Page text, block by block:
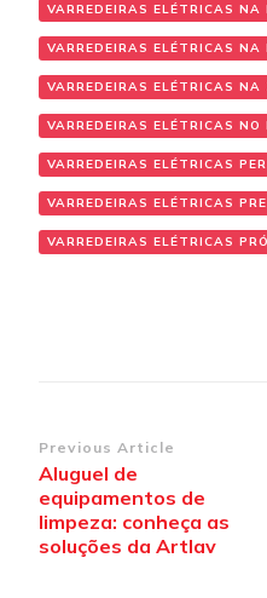
VARREDEIRAS ELÉTRICAS
VARREDEIRAS ELÉTRICAS NA
VARREDEIRAS ELÉTRICAS NA
VARREDEIRAS ELÉTRICAS
VARREDEIRAS ELÉTRICAS
VARREDEIRAS ELÉTRICAS
VARREDEIRAS ELÉTRICAS
Post
Navigation
Previous Article
Aluguel de
equipamentos de
limpeza: conheça as
soluções da Artlav